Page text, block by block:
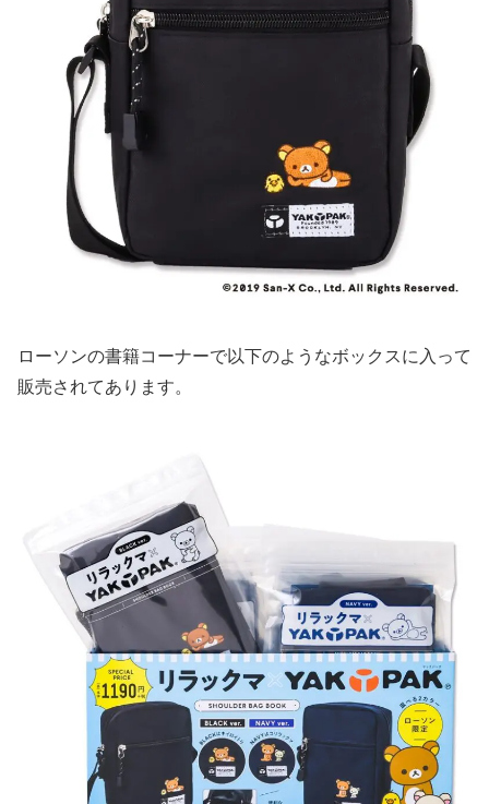
ローソンの書籍コーナーで以下のようなボックスに入って
販売されてあります。